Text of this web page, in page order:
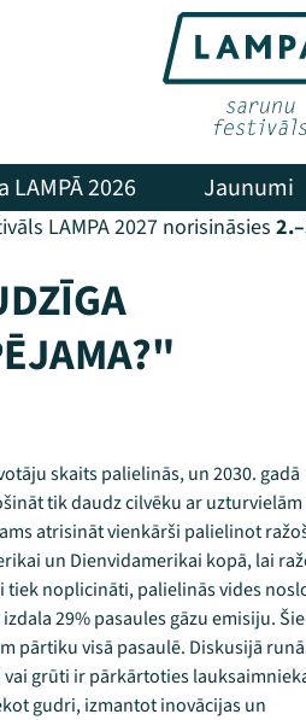
LAMPĀ 2026 Jaunumi
LAMPA 2027 norisināsies
skaits palielinās, un 2030. gadā
tik daudz cilvēku ar uzturvielām
atrisināt vienkārši palielinot
un Dienvidamerikai kopā, lai
noplicināti, palielinās vides
29% pasaules gāzu emisiju.
pārtiku visā pasaulē. Diskusijā
vai grūti ir pārkārtoties
gudri, izmantot inovācijas un